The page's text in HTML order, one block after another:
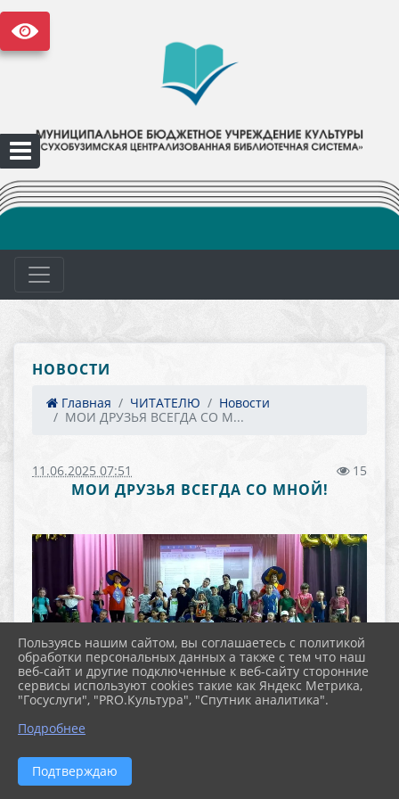
НОВОСТИ
Главная ЧИТАТЕЛЮ
Новости
МОИ ДРУЗЬЯ ВСЕГДА СО М...
11.06.2025 07:51 15
МОИ ДРУЗЬЯ ВСЕГДА СО МНОЙ!
Шилинская библиотека совместно с Шилинским СДК
провели час развлечений «Мои друзья всегда со
мной», в котором принимали участие дети,
отдыхающие в пришкольном лагере.
Какое тёплое слово – «дружба». Произносишь слово
«дружба», и сразу вспоминаешь весёлых героев
мультфильмов. Мир кино, мир книги, наш мир, в
Пользуясь нашим сайтом, вы соглашаетесь с политикой
обработки персональных данных а также с тем что наш
веб-сайт и другие подключенные к веб-сайту сторонние
сервисы используют cookies такие как Яндекс Метрика,
"Госуслуги", "PRO.Культура", "Спутник аналитика".
Подробнее
Подтверждаю